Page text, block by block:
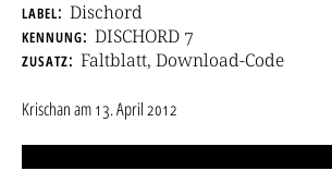
label Dischord
kennung DISCHORD 7
zusatz Faltblatt, Download-Code
Krischanam13. April 2012